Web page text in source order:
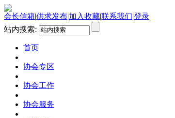
会长信箱|供求发布|加入收藏|联系我们|登录
站内搜索:
首页
协会专区
协会工作
协会服务